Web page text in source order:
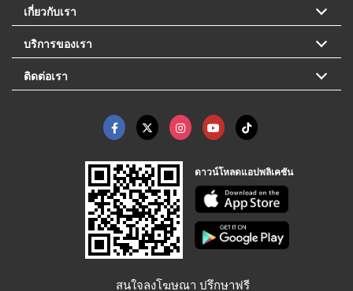
เกี่ยวกับเรา
บริการของเรา
ติดต่อเรา
ดาวน์โหลดแอปพลิเคชัน
สนใจลงโฆษณา ปรึกษาฟรี